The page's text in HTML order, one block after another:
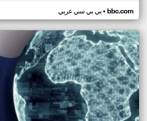
بي بي سي عربي• bbc.com